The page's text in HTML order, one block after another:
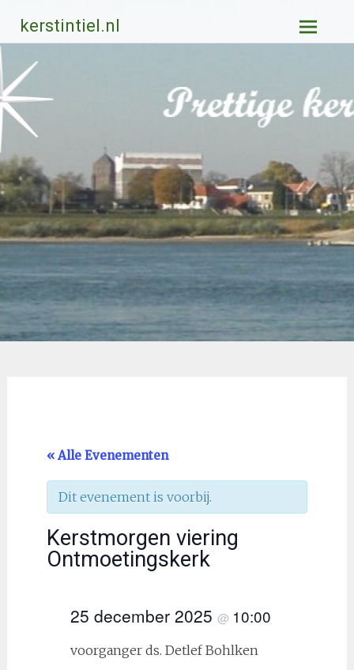
naar
de
inhoud
kerstintiel.nl
« Alle Evenementen
Dit evenement is voorbij.
Kerstmorgen viering
Ontmoetingskerk
25 december 2025 @ 10:00
voorganger ds. Detlef Bohlken